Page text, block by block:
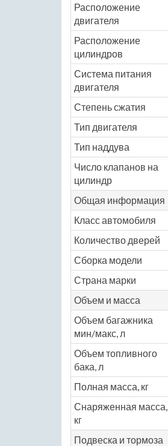
Расположение
двигателя
Расположение
цилиндров
Система питания
двигателя
Степень сжатия
Тип двигателя
Тип наддува
Число клапанов на
цилиндр
Общая информация
Класс автомобиля
Количество дверей
Сборка модели
Страна марки
Объем и масса
Объем багажника
мин/макс, л
Объем топливного
бака, л
Полная масса, кг
Снаряженная масса,
кг
Подвеска и тормоза